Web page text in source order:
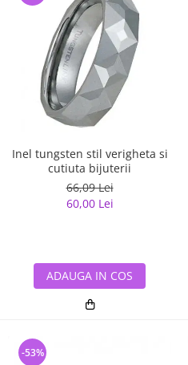
Inel tungsten stil verigheta si
cutiuta bijuterii
66,09 Lei
60,00 Lei
ADAUGA IN COS
-53%